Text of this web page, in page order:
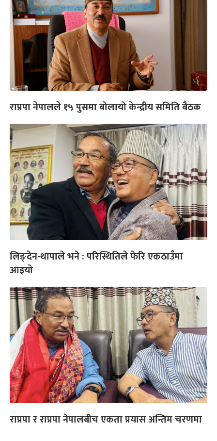
राप्रपा नेपालले १५ पुसमा बोलायो केन्द्रीय समिति बैठक
लिङ्देन-थापाले भने : परिस्थितिले फेरि एकठाउँमा
आइयो
राप्रपा र राप्रपा नेपालबीच एकता प्रयास अन्तिम चरणमा